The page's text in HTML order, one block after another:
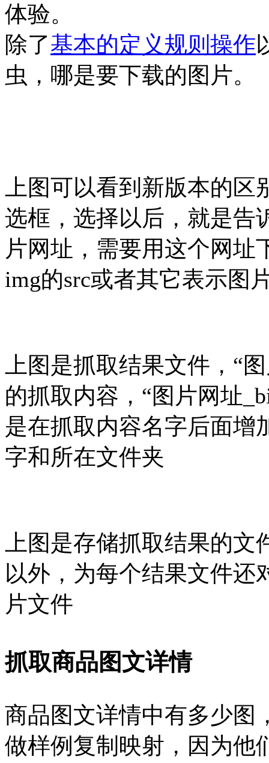
体验。
除了基本的定义规则操作
虫，哪是要下载的图片。
上图可以看到新版本的
选框，选择以后，就是告
片网址，需要用这个网址
img的src或者其它表示图
上图是抓取结果文件，“
的抓取内容，“图片网址
是在抓取内容名字后面增
字和所在文件夹
上图是存储抓取结果的
以外，为每个结果文件还
片文件
抓取商品图文详情
商品图文详情中有多少图
做样例复制映射，因为他